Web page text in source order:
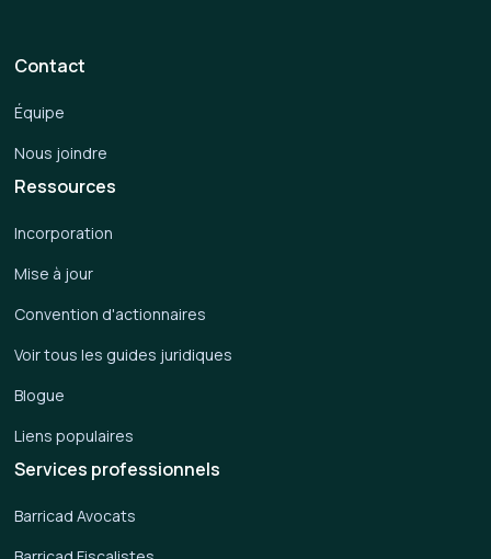
Services professionnels
Barricad Avocats
Ressources
Incorporation
Mise à jour
Convention d'actionnaires
Voir tous les guides juridiques
Blogue
Liens populaires
Contact
Équipe
Nous joindre